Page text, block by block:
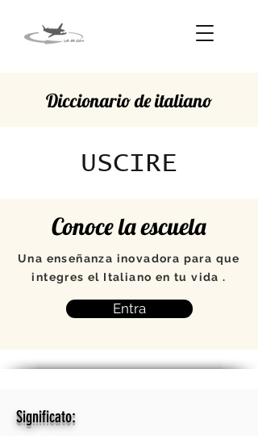
Diccionario de italiano
USCIRE
Conoce la escuela
Una enseñanza inovadora para que
integres el Italiano en tu vida .
Entra
Significato: